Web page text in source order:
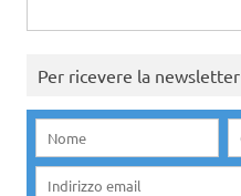
per:
Per ricevere la newsletter